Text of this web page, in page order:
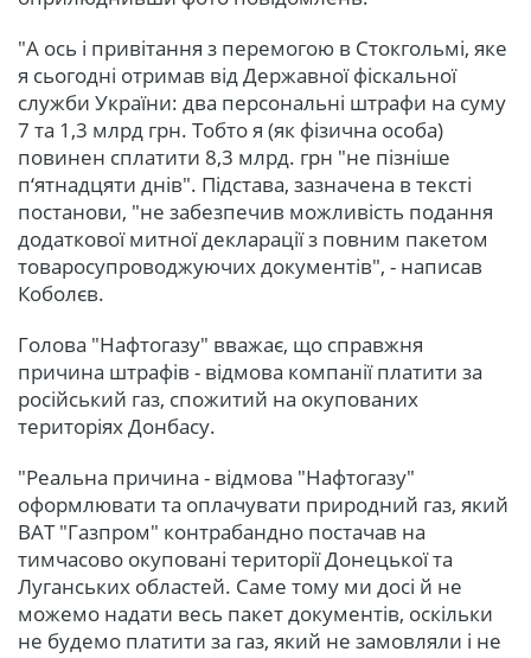
"А ось і привітання з перемогою в Стокгольмі, яке
я сьогодні отримав від Державної фіскальної
служби України: два персональні штрафи на суму
7 та 1,3 млрд грн. Тобто я (як фізична особа)
повинен сплатити 8,3 млрд. грн "не пізніше
п‘ятнадцяти днів". Підстава, зазначена в тексті
постанови, "не забезпечив можливість подання
додаткової митної декларації з повним пакетом
товаросупроводжуючих документів", - написав
Коболєв.
Голова "Нафтогазу" вважає, що справжня
причина штрафів - відмова компанії платити за
російський газ, спожитий на окупованих
територіях Донбасу.
"Реальна причина - відмова "Нафтогазу"
оформлювати та оплачувати природний газ, який
ВАТ "Газпром" контрабандно постачав на
тимчасово окуповані території Донецької та
Луганських областей. Саме тому ми досі й не
можемо надати весь пакет документів, оскільки
не будемо платити за газ, який не замовляли і не